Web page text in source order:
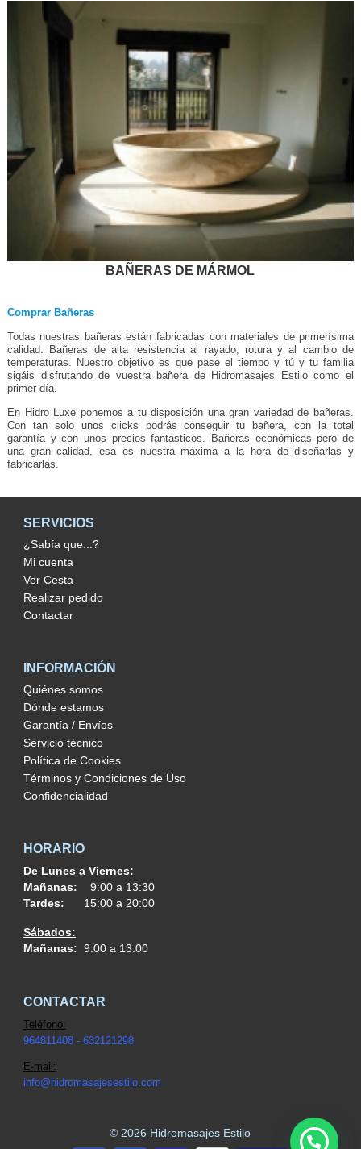
BAÑERAS DE MÁRMOL
Comprar Bañeras
Todas nuestras bañeras están fabricadas con materiales de primerísima
calidad. Bañeras de alta resistencia al rayado, rotura y al cambio de
temperaturas. Nuestro objetivo es que pase el tiempo y tú y tu familia
sigáis disfrutando de vuestra bañera de Hidromasajes Estilo como el
primer día.
En Hidro Luxe ponemos a tu disposición una gran variedad de bañeras.
Con tan solo unos clicks podrás conseguir tu bañera, con la total
garantía y con unos precios fantásticos. Bañeras económicas pero de
una gran calidad, esa es nuestra máxima a la hora de diseñarlas y
fabricarlas.
SERVICIOS
¿Sabía que...?
Mi cuenta
Ver Cesta
Realizar pedido
Contactar
INFORMACIÓN
Quiénes somos
Dónde estamos
Garantía / Envíos
Servicio técnico
Política de Cookies
Términos y Condiciones de Uso
Confidencialidad
HORARIO
De Lunes a Viernes:
Mañanas:
9:00 a 13:30
Tardes: 15:00 a 20:00
Sábados:
Mañanas: 9:00 a 13:00
CONTACTAR
Teléfono:
964811408 - 632121298
E-mail:
info@hidromasajesestilo.com
© 2026 Hidromasajes Estilo